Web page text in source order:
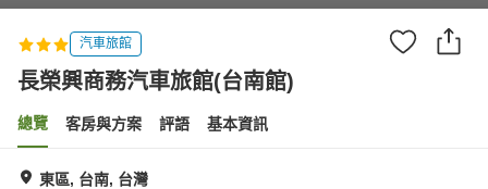
汽車旅館
長榮興商務汽車旅館(台南館)
總覽 客房與方案 評語 基本資訊
東區, 台南, 台灣